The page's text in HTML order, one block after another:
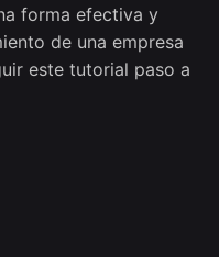
forma efectiva y
de una empresa
este tutorial paso a